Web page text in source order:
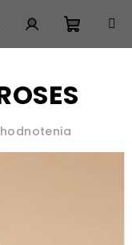
Prihlásenie
košík